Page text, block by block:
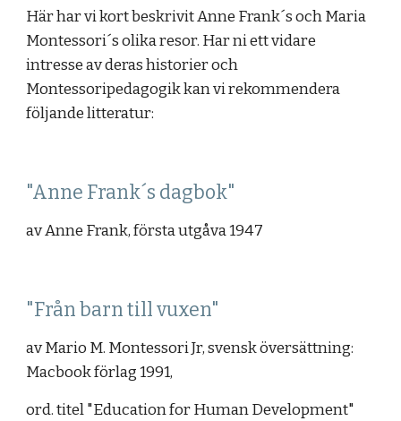
Här har vi kort beskrivit Anne Frank´s och Maria
Montessori´s olika resor. Har ni ett vidare
intresse av deras historier och
Montessoripedagogik kan vi rekommendera
följande litteratur:
"Anne Frank´s dagbok"
av Anne Frank, första utgåva 1947
"Från barn till vuxen"
av Mario M. Montessori Jr, svensk översättning:
Macbook förlag 1991,
ord. titel "Education for Human Development"